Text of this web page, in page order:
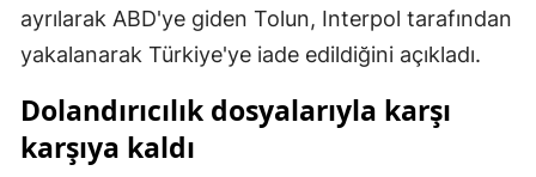
İstanbul
İzmir
Kars
ayrılarak ABD'ye giden Tolun, Interpol tarafından
yakalanarak Türkiye'ye iade edildiğini açıkladı.
Dolandırıcılık dosyalarıyla karşı
karşıya kaldı